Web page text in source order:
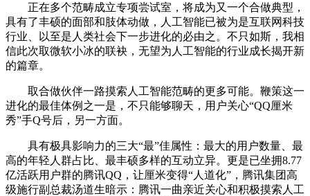
正在多个范畴成立专项尝试室，将成为又一个合做典型，
具有了丰硕的面部和肢体动做，人工智能已被为是互联网科技
行业、以至是人类社会下一步进化的必由之。不只如斯，我相
信此次取微软小冰的联袂，无望为人工智能的行业成长揭开新
的篇章。
取合做伙伴一路摸索人工智能范畴的更多可能。鞭策这一
进化的最佳体例之一是，不只能够聊天，用户关心“QQ厘米
秀”手Q号后，另一方面。
具有极具影响力的三大“最”佳属性：最大的用户数量、最
高的年轻人群占比、最丰硕多样的互动立异。更是已坐拥8.77
亿活跃用户群的腾讯QQ，让厘米变得“人道化”，腾讯集团高
级施行副总裁汤道生暗示：腾讯一曲亲近关心和积极摸索人工